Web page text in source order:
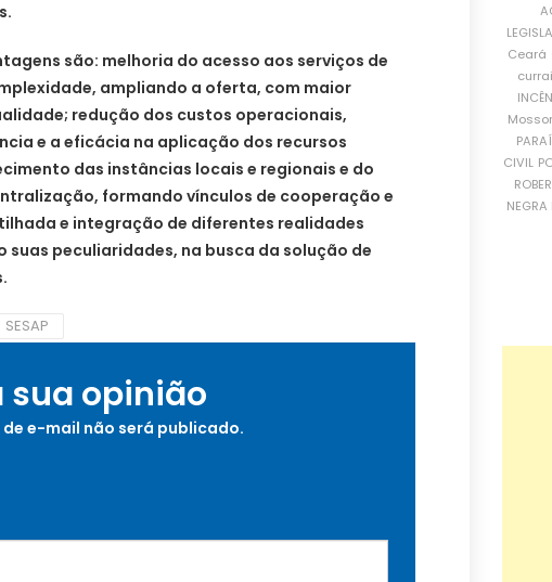
são: melhoria do acesso aos serviços de
ampliando a oferta, com maior
redução dos custos operacionais,
e a eficácia na aplicação dos recursos
das instâncias locais e regionais e do
formando vínculos de cooperação e
e integração de diferentes realidades
suas peculiaridades, na busca da solução de
SESAP
sua opinião
de e-mail não será publicado.
Ceará
CIVIL
NEGRA